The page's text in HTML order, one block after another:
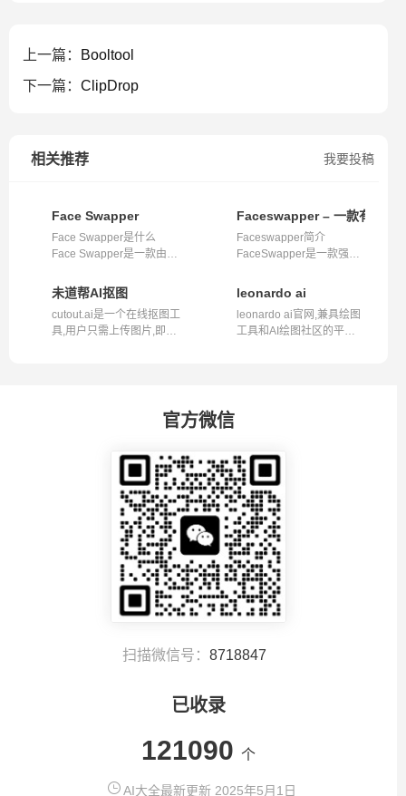
上一篇：
Booltool
下一篇： ClipDrop
我要投稿
相关推荐
Face Swapper
Face Swapper是什么
Face Swapper是一款由专
Faceswapper – 一款有趣的
Faceswapper简介
FaceSwapper是一款强大
未道帮AI抠图
cutout.ai是一个在线抠图工
具,用户只需上传图片,即可
leonardo ai
leonardo ai官网,兼具绘图
工具和AI绘图社区的平台,
官方微信
扫描微信号： 8718847
已收录
121090 个
AI大全最新更新 2025年5月1日